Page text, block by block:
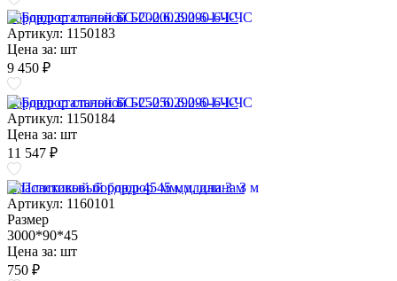
Бордюр стальной БС-200.6.290-6-I-ЧС
Артикул: 1150183
Цена за: шт
9 450 ₽
Бордюр стальной БС-250.6.290-6-I-ЧС
Артикул: 1150184
Цена за: шт
11 547 ₽
Пластиковый бордюр 45 мм, длина 3 м
Артикул: 1160101
Размер
3000*90*45
Цена за: шт
750 ₽